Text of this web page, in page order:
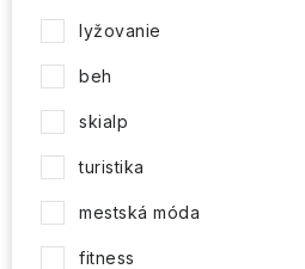
lyžovanie
beh
skialp
turistika
mestská móda
fitness